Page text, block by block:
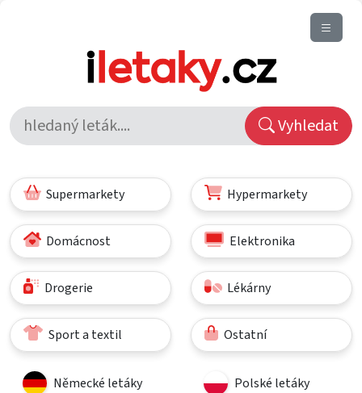
Vyhledat
Supermarkety Hypermarkety
Domácnost Elektronika
Drogerie Lékárny
Sport a textil Ostatní
Německé letáky Polské letáky